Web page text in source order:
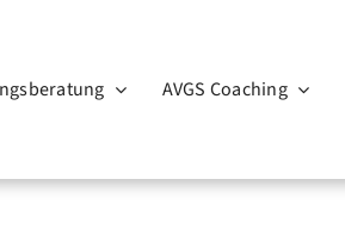
AVGS Coaching